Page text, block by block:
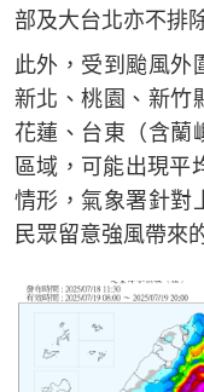
部及大台北亦不排
此外，受到颱風外
新北、桃園、新竹
花蓮、台東（含蘭
區域，可能出現平
情形，氣象署針對
民眾留意強風帶來